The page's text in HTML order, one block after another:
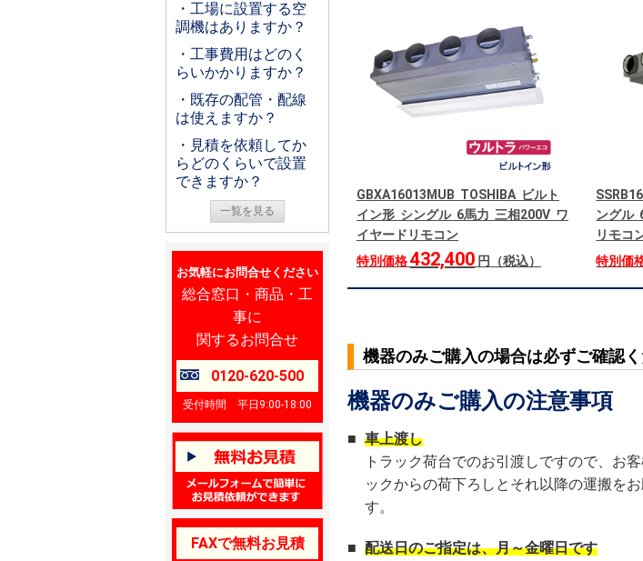
・工場に設置する空
調機はありますか？
・工事費用はどのく
らいかかりますか？
・既存の配管・配線
は使えますか？
・見積を依頼してか
らどのくらいで設置
できますか？
一覧を見る
お気軽にお問合せください
総合窓口・商品・工
事に
関するお問合せ
0120-620-500
受付時間 平日9:00-18:00
FAXで無料お見積
GBXA16013MUB TOSHIBA ビルト
イン形 シングル 6馬力 三相200V ワ
イヤードリモコン
特別価格432,400 円（税込）
ングル
リモコ
特別価
機器のみご購入の場合は必ずご確認
機器のみご購入の注意事項
■ 車上渡し
トラック荷台でのお引渡しですので、お
ックからの荷下ろしとそれ以降の運搬をお
す。
■ 配送日のご指定は、月～金曜日です